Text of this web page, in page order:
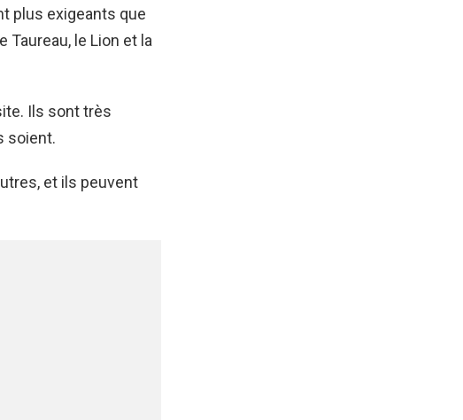
plus exigeants que
Taureau, le Lion et la
Ils sont très
soient.
et ils peuvent